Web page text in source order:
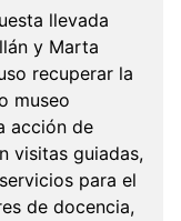
llevada
y Marta
recuperar la
museo
acción de
visitas guiadas,
para el
de docencia,